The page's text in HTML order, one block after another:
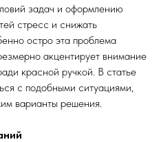
задач и оформлению
стресс и снижать
остро эта проблема
акцентирует внимание
красной ручкой. В статье
с подобными ситуациями,
варианты решения.